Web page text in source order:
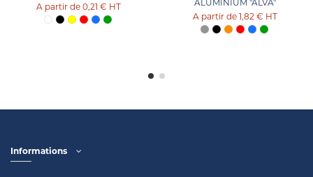
0,21 € HT
ALUMINIUM "ALVA"
1,82 € HT
Informations